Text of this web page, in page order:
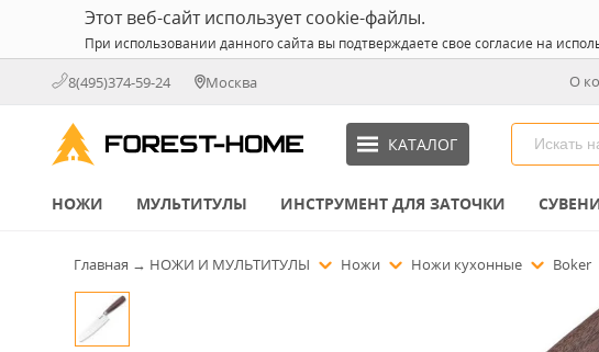
Этот веб-сайт использует cookie-файлы.
При использовании данного сайта вы подтверждаете свое согласие на
8(495)374-59-24 Москва О
КАТАЛОГ
НОЖИ МУЛЬТИТУЛЫ ИНСТРУМЕНТ ДЛЯ ЗАТОЧКИ
Главная → НОЖИ И МУЛЬТИТУЛЫ Ножи Ножи кухонные Boker